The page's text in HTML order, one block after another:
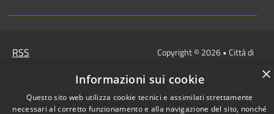
RSS
Cookie
Copyright © 2026 • Città di
Municipium
redazione
×
Informazioni sui cookie
Questo sito web utilizza cookie tecnici e assimilati strettamente
necessari al corretto funzionamento e alla navigazione del sito, nonché